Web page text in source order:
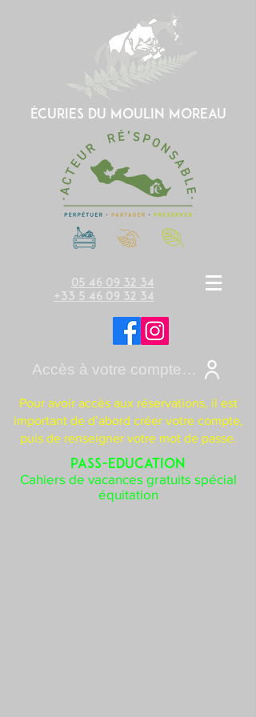
écuries du moulin moreau
05 46 09 32 34
+33 5 46 09 32 34
Accès à votre compte Cavasoft
Pour avoir accès aux réservations, il est
important de d’abord créer votre compte,
puis de renseigner votre mot de passe.
PASS-EDUCATION
Cahiers de vacances gratuits spécial
équitation